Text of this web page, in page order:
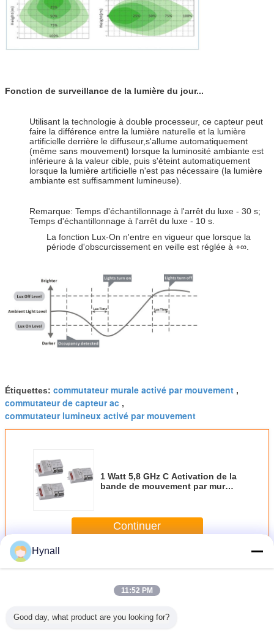
Fonction de surveillance de la lumière du jour...
Utilisant la technologie à double processeur, ce capteur peut
faire la différence entre la lumière naturelle et la lumière
artificielle derrière le diffuseur,s'allume automatiquement
(même sans mouvement) lorsque la luminosité ambiante est
inférieure à la valeur cible, puis s'éteint automatiquement
lorsque la lumière artificielle n'est pas nécessaire (la lumière
ambiante est suffisamment lumineuse).
Remarque: Temps d'échantillonnage à l'arrêt du luxe - 30 s;
Temps d'échantillonnage à l'arrêt du luxe - 10 s.
La fonction Lux-On n'entre en vigueur que lorsque la
période d'obscurcissement en veille est réglée à +∞.
Étiquettes: commutateur murale activé par mouvement ,
commutateur de capteur ac ,
commutateur lumineux activé par mouvement
1 Watt 5,8 GHz C Activation de la
bande de mouvement par mur
Continuer
PlusCommutateur de capteur de mouvement CA
Hynall
11:52 PM
Good day, what product are you looking for?